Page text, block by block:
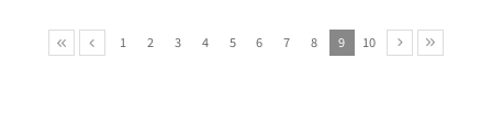
1 2 3 4 5 6 7 8 9 10